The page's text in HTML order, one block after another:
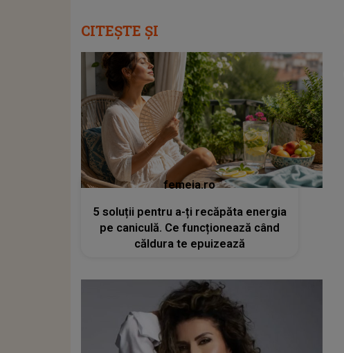
CITEȘTE ȘI
femeia.ro
5 soluții pentru a-ți recăpăta energia
pe caniculă. Ce funcționează când
căldura te epuizează